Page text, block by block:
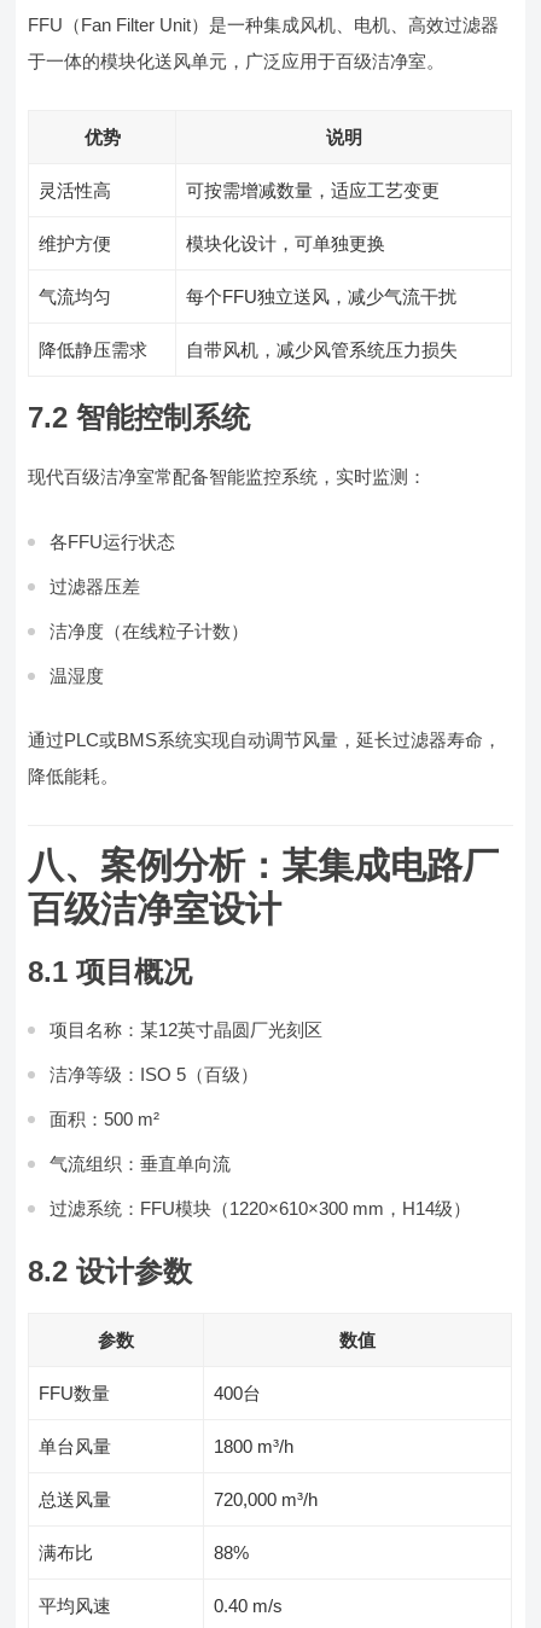
FFU（Fan Filter Unit）是一种集成风机、电机、高效过滤器
于一体的模块化送风单元，广泛应用于百级洁净室。
优势 说明
灵活性高 可按需增减数量，适应工艺变更
维护方便 模块化设计，可单独更换
气流均匀 每个FFU独立送风，减少气流干扰
降低静压需求 自带风机，减少风管系统压力损失
7.2 智能控制系统
现代百级洁净室常配备智能监控系统，实时监测：
各FFU运行状态
过滤器压差
洁净度（在线粒子计数）
温湿度
通过PLC或BMS系统实现自动调节风量，延长过滤器寿命，
降低能耗。
八、案例分析：某集成电路厂
百级洁净室设计
8.1 项目概况
项目名称：某12英寸晶圆厂光刻区
洁净等级：ISO 5（百级）
面积：500 m²
气流组织：垂直单向流
过滤系统：FFU模块（1220×610×300 mm，H14级）
8.2 设计参数
参数 数值
FFU数量 400台
单台风量 1800 m³/h
总送风量 720,000 m³/h
满布比 88%
平均风速 0.40 m/s